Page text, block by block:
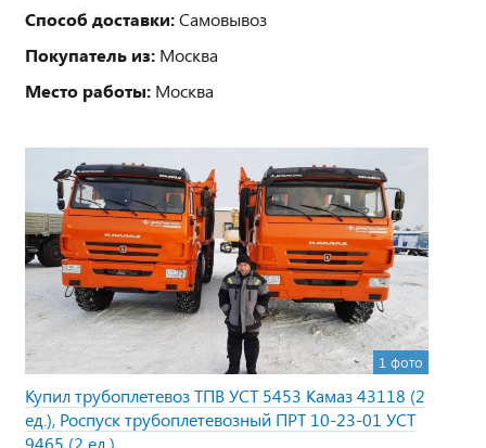
Способ доставки:Самовывоз
Покупатель из: Москва
Место работы: Москва
1 фото
Купил трубоплетевоз ТПВ УСТ 5453 Камаз 43118 (2
ед.), Роспуск трубоплетевозный ПРТ 10-23-01 УСТ
9465 (2 ед.)